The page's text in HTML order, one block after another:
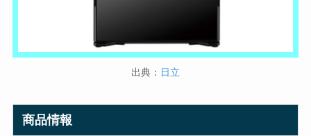
出典： 日立
商品情報